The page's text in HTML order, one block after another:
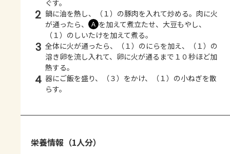
ぐす。
2 鍋に油を熱し、（１）の豚肉を入れて炒める。肉に火
が通ったら、
Ａ を加えて煮立たせ、大豆もやし、
（１）のしいたけを加えて煮る。
3 全体に火が通ったら、（１）のにらを加え、（１）の
溶き卵を流し入れて、卵に火が通るまで１０秒ほど加
熱する。
4 器にご飯を盛り、（３）をかけ、（１）の小ねぎを散
らす。
栄養情報（1人分）